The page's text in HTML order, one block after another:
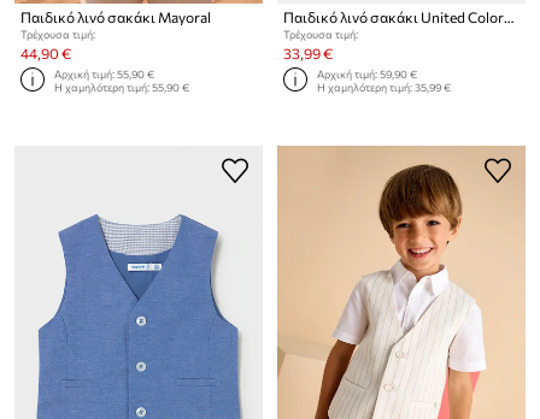
Παιδικό λινό σακάκι Mayoral
Τρέχουσα τιμή:
44,90 €
Αρχική τιμή:55,90 €
Η χαμηλότερη τιμή:55,90 €
Τρέχουσα τιμή:
33,99 €
Αρχική τιμή:59,90 €
Η χαμηλότερη τιμή:35,99 €